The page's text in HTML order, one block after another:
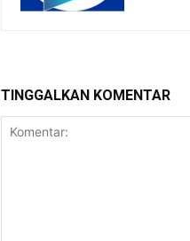
TINGGALKAN KOMENTAR